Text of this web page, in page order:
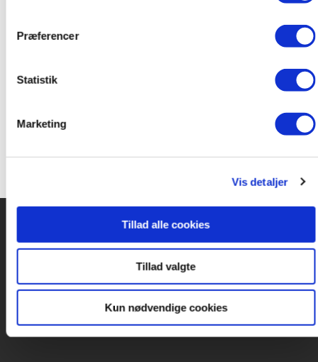
Præferencer
Statistik
Marketing
Vis detaljer
Tillad alle cookies
Tillad valgte
Kun nødvendige cookies
Geminiforbandelsen (1) - En episk fortælling om tis
Vognmagergade 11
1120 København K
CVR 76351910